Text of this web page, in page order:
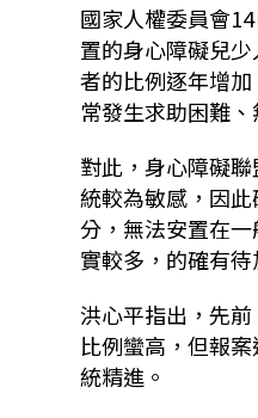
國家人權委員會14
置的身心障礙兒
者的比例逐年增
常發生求助困難
對此，身心障礙
統較為敏感，因
分，無法安置在
實較多，的確有待
洪心平指出，先
比例蠻高，但報
統精進。